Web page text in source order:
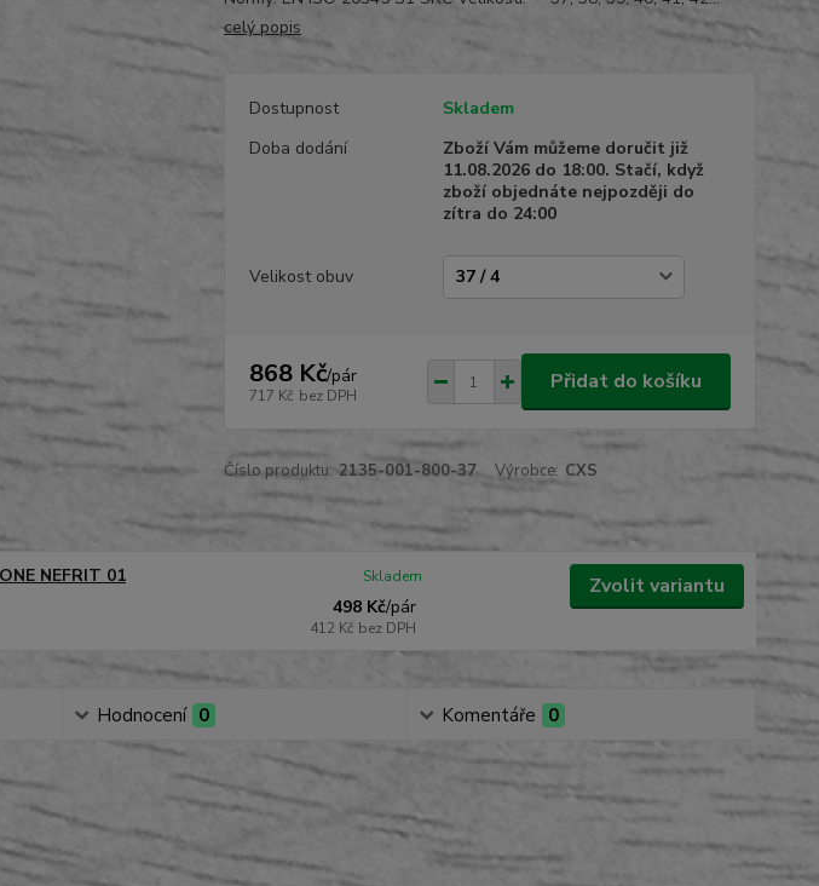
celý popis
Dostupnost
Skladem
Doba dodání
Zboží Vám můžeme doručit již
11.08.2026 do 18:00. Stačí, když
zboží objednáte nejpozději do
zítra do 24:00
Velikost obuv
868 Kč/pár
717 Kč bez DPH
Přidat do košíku
Číslo produktu: 2135-001-800-37 Výrobce: CXS
NEFRIT 01
498 Kč/pár
412 Kč bez DPH
Skladem Zvolit variantu
Hodnocení 0 Komentáře 0